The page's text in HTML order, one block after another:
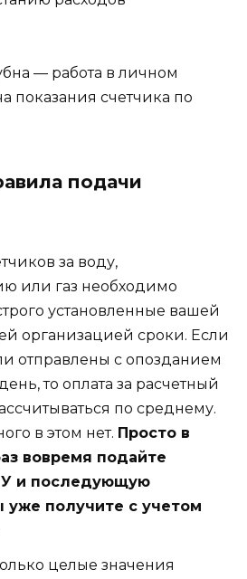
— работа в личном
показания счетчика по
подачи
за воду,
или газ необходимо
установленные вашей
организацией сроки. Если
отправлены с опозданием
то оплата за расчетный
по среднему.
в этом нет. Просто в
вовремя подайте
и последующую
уже получите с учетом
целые значения